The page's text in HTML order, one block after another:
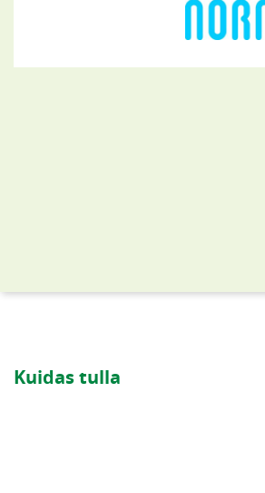
Kuidas tulla